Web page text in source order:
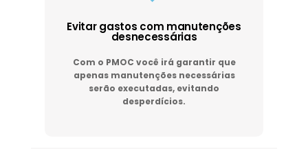
Evitar gastos com manutenções
desnecessárias
Com o PMOC você irá garantir que
apenas manutenções necessárias
serão executadas, evitando
desperdícios.